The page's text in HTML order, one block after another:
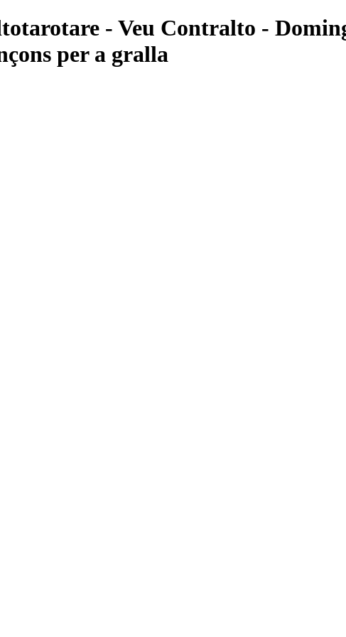
- Veu Contralto -
per a gralla